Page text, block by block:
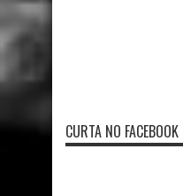
CURTA NO FACEBOOK